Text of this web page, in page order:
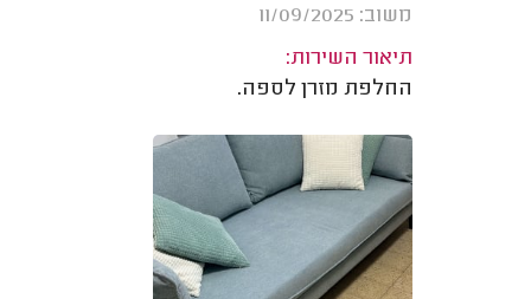
משוב: 11/09/2025
תיאור השירות:
החלפת מזרן לספה.